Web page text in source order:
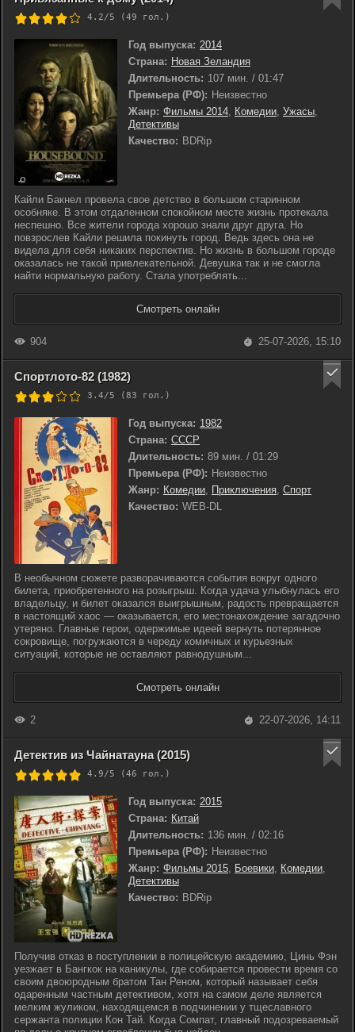
4.2/5 (49 гол.)
Год выпуска: 2014
Страна: Новая Зеландия
Длительность: 107 мин. / 01:47
Премьера (РФ): Неизвестно
Жанр: Фильмы 2014, Комедии, Ужасы,
Детективы
Качество: BDRip
Кайли Бакнел провела свое детство в большом старинном
особняке. В этом отдаленном спокойном месте жизнь протекала
неспешно. Все жители города хорошо знали друг друга. Но
повзрослев Кайли решила покинуть город. Ведь здесь она не
видела для себя никаких перспектив. Но жизнь в большом городе
оказалась не такой привлекательной. Девушка так и не смогла
найти нормальную работу. Стала употреблять...
Смотреть онлайн
904 25-07-2026, 15:10
Спортлото-82 (1982)
3.4/5 (83 гол.)
Год выпуска: 1982
Страна: СССР
Длительность: 89 мин. / 01:29
Премьера (РФ): Неизвестно
Жанр: Комедии, Приключения, Спорт
Качество: WEB-DL
В необычном сюжете разворачиваются события вокруг одного
билета, приобретенного на розыгрыш. Когда удача улыбнулась его
владельцу, и билет оказался выигрышным, радость превращается
в настоящий хаос — оказывается, его местонахождение загадочно
утеряно. Главные герои, одержимые идеей вернуть потерянное
сокровище, погружаются в череду комичных и курьезных
ситуаций, которые не оставляют равнодушным...
Смотреть онлайн
2 22-07-2026, 14:11
Детектив из Чайнатауна (2015)
4.9/5 (46 гол.)
Год выпуска: 2015
Страна: Китай
Длительность: 136 мин. / 02:16
Премьера (РФ): Неизвестно
Жанр: Фильмы 2015, Боевики, Комедии,
Детективы
Качество: BDRip
Получив отказ в поступлении в полицейскую академию, Цинь Фэн
уезжает в Бангкок на каникулы, где собирается провести время со
своим двоюродным братом Тан Реном, который называет себя
одаренным частным детективом, хотя на самом деле является
мелким жуликом, находящемся в подчинении у тщеславного
сержанта полиции Кон Тай. Когда Сомпат, главный подозреваемый